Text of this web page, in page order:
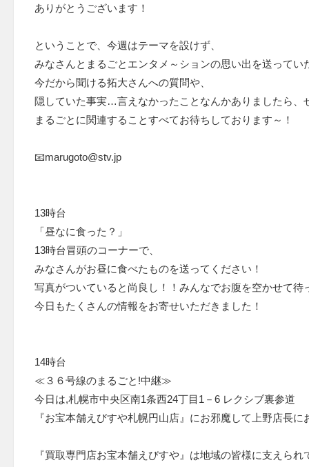
ありがとうございます！
ということで、今週はテーマを設けず、
みなさんとまるごとエンタメ～ションの思い出を送ってい
今だから聞ける拓大さんへの質問や、
隠していた事実…言えなかったことなんかありましたら、
まるごとに関連することすべてお待ちしております～！
📧marugoto@stv.jp
13時台
「昼なに食った？」
13時台冒頭のコーナーで、
みなさんがお昼に食べたものを送ってください！
写真がついていると尚良し！！みんなでお腹を空かせて待
今日もたくさんの情報をお寄せいただきました！
14時台
≪３６号線のまるごと!中継≫
今日は,札幌市中央区南1条西24丁目1－6 レクシブ裏参道
『お宝本舗えびすや札幌円山店』にお邪魔して上野店長に
『買取専門店お宝本舗えびすや』は地域の皆様に支えられ